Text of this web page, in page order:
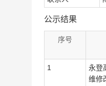
公示结果
序号
1
永登
维修